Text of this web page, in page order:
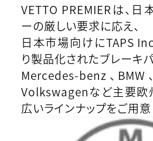
VETTO PREMIERは、
ーの厳しい要求に応え、
日本市場向けにTAPS
り製品化されたブレーキパ
Mercedes-benz、BMW
Volkswagenなど主要欧
広いラインナップをご用意